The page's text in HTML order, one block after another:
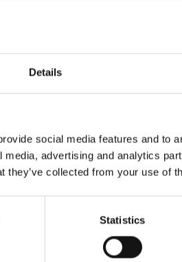
Details
social media features and to
advertising and analytics
they’ve collected from your use of
Statistics